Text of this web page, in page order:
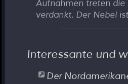
Aufnahmen treten die
verdankt. Der Nebel
Interessante und
Der